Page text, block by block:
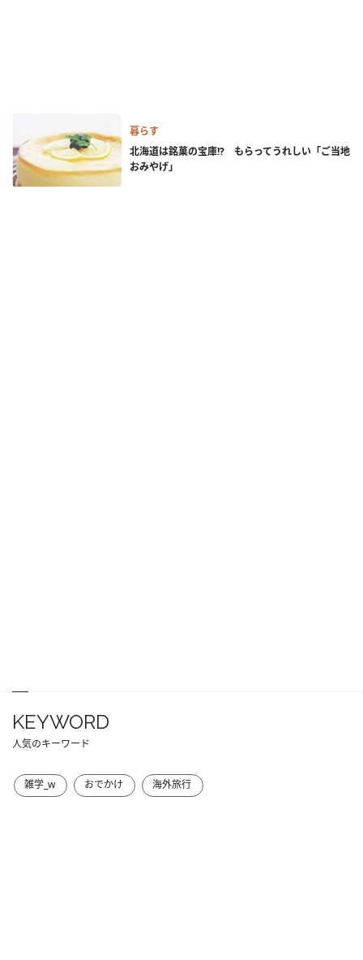
暮らす
北海道は銘菓の宝庫!? もらってうれしい「ご当地
おみやげ」
KEYWORD
人気のキーワード
雑学_w おでかけ 海外旅行